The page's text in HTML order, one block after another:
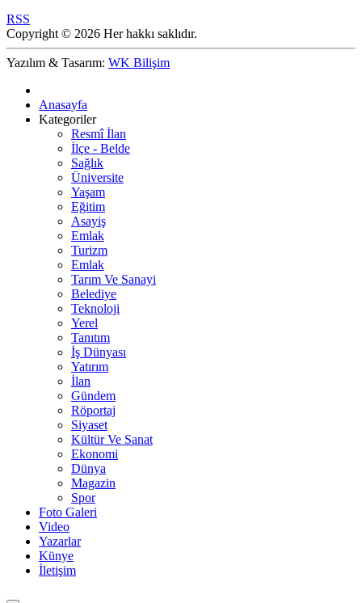
RSS
Copyright © 2026 Her hakkı saklıdır.
Yazılım & Tasarım: WK Bilişim
Anasayfa
Kategoriler
Resmî İlan
İlçe - Belde
Sağlık
Üniversite
Yaşam
Eğitim
Asayiş
Emlak
Turizm
Emlak
Tarım Ve Sanayi
Belediye
Teknoloji
Yerel
Tanıtım
İş Dünyası
Yatırım
İlan
Gündem
Röportaj
Siyaset
Kültür Ve Sanat
Ekonomi
Dünya
Magazin
Spor
Foto Galeri
Video
Yazarlar
Künye
İletişim